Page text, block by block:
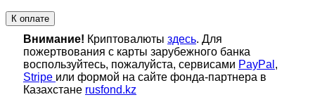
К оплате
Внимание! Криптовалюты здесь. Для
пожертвования с карты зарубежного банка
воспользуйтесь, пожалуйста, сервисами PayPal ,
Stripe или формой на сайте фонда-партнера в
Казахстане rusfond.kz